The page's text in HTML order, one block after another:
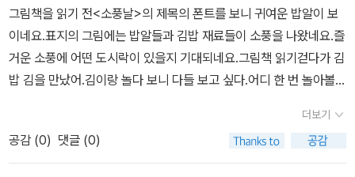
그림책을 읽기 전<소풍날>의 제목의 폰트를 보니 귀여운 밥알이 보
이네요.표지의 그림에는 밥알들과 김밥 재료들이 소풍을 나왔네요.즐
거운 소풍에 어떤 도시락이 있을지 기대되네요.그림책 읽기걷다가 김
밥 김을 만났어.김이랑 놀다 보니 다들 보고 싶다.어디 한 번 놀아볼
고? 이제부터 시작인걸!탁탁 리듬에 맞춰...돌돌 말아요. 돌돌 말아요.
앗! 터졌다.그림책을 읽고저는 김밥을 정말 정말 좋아해요.어릴 적에
는 김밥은 소풍날, 운동회 날처럼 특별한 날에 먹는 음식 중 하나였지
더보기
공감 (0) 댓글 (0)